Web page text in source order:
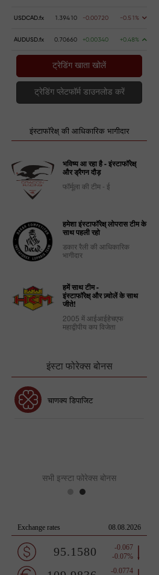
सर्वश्रेष्ठ फॉरेक्स ब्रोकर कहा
25.08.2022
USDCAD.fx 1.39410 -0.00720 -0.51%
AUDUSD.fx 0.70660 +0.00340 +0.48%
ट्रेडिंग खाता खोलें
ट्रेडिंग प्लेटफॉर्म डाउनलोड करें
इंस्टाफॉरेक्ष् की आधिकारिक भागीदार
भविष्य आ रहा है - इंस्टाफॉरेक्ष्
और ड्रैगन दौड़
फॉर्मूला की टीम - ई
हमेशा इंस्टाफॉरेक्ष् लोपरास टीम के
साथ पहली रहो
डकार रैली की आधिकारिक
भागीदार
हमें साथ टीम -
इंस्टाफॉरेक्ष् और ज़्वोलें के साथ
जीते!
2005 में आईआईहेचएफ
महाद्वीपीय कप विजेता
इंस्टा फोरेक्स बोनस
चाणक्य डिपाजिट
सभी इन्स्टा फोरेक्स बोनस